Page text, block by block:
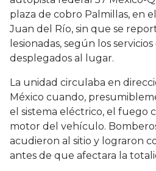
plaza de cobro Palmillas, en
Juan del Río, sin que se
lesionadas, según los
desplegados al lugar.
La unidad circulaba en
México cuando,
el sistema eléctrico, el fuego
motor del vehículo.
acudieron al sitio y lograron
antes de que afectara la